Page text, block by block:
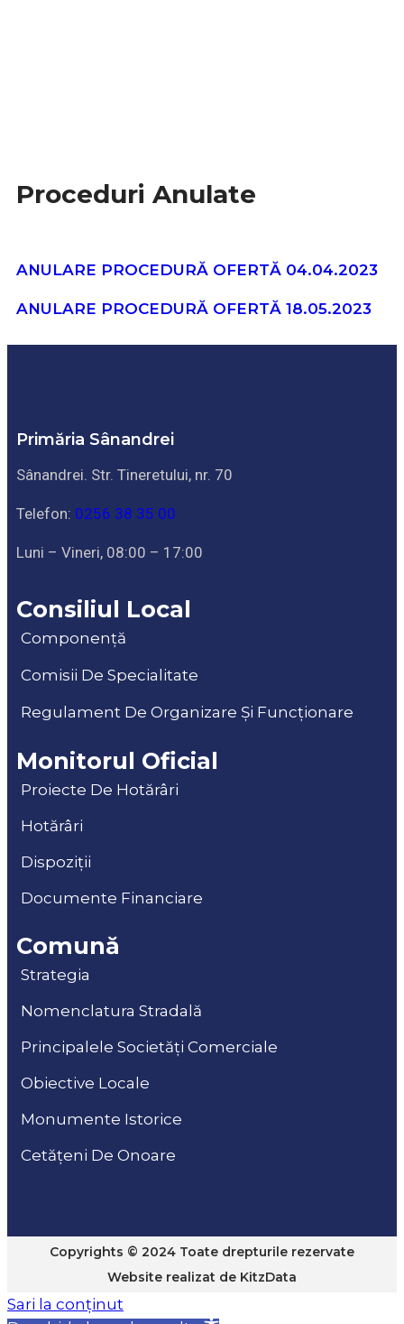
Proceduri Anulate
ANULARE PROCEDURĂ OFERTĂ 04.04.2023
ANULARE PROCEDURĂ OFERTĂ 18.05.2023
Primăria Sânandrei
Sânandrei. Str. Tineretului, nr. 70
Telefon: 0256 38 35 00
Luni – Vineri, 08:00 – 17:00
Consiliul Local
Componență
Comisii De Specialitate
Regulament De Organizare Și Funcționare
Monitorul Oficial
Proiecte De Hotărâri
Hotărâri
Dispoziții
Documente Financiare
Comună
Strategia
Nomenclatura Stradală
Principalele Societăți Comerciale
Obiective Locale
Monumente Istorice
Cetățeni De Onoare
Copyrights © 2024 Toate drepturile rezervate
Website realizat de KitzData
Sari la conținut